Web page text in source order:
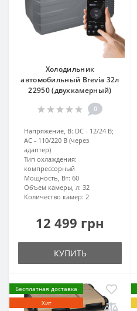
Холодильник
автомобильный Brevia 32л
22950 (двухкамерный)
0
Напряжение, В: DC - 12/24 В;
AC - 110/220 В (через
адаптер)
Тип охлаждения:
компрессорный
Мощность, Вт: 60
Объем камеры, л: 32
Количество камер: 2
12 499 грн
КУПИТЬ
Бесплатная доставка
Хит